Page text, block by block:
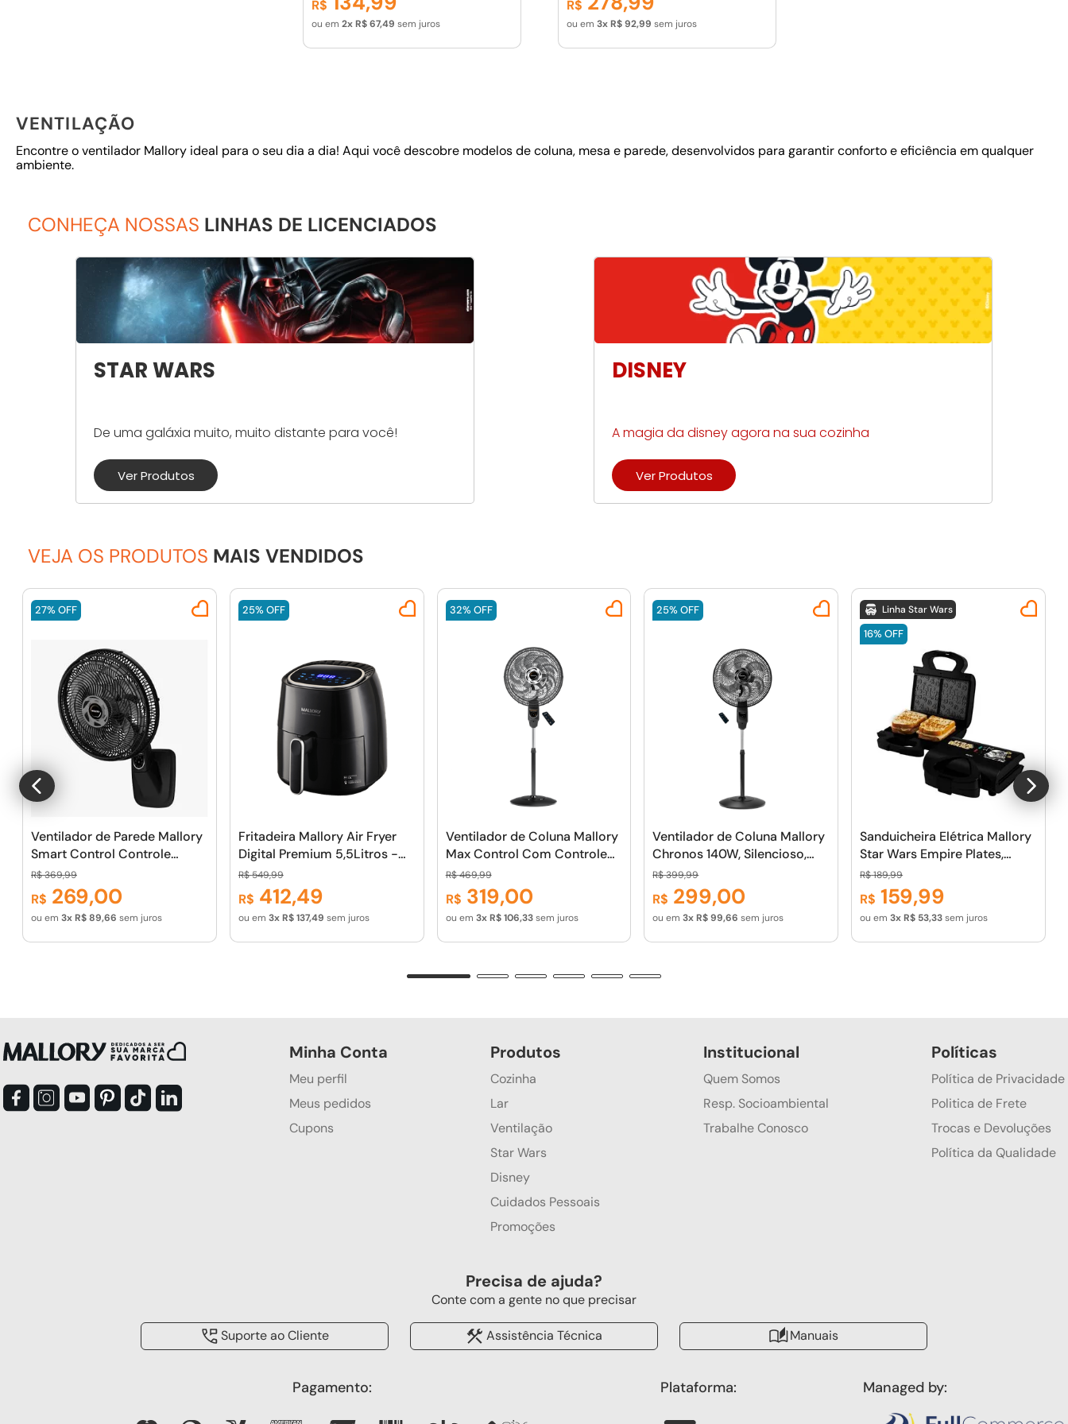
Mínimo Ruído
R$
ou em2 R$67,49 sem juros
Mínimo Ruído -- PR-GR
R$
ou em3 R$ 92,99 sem juros
VENTILAÇÃO
Encontre o ventilador Mallory ideal para o seu dia a dia! Aqui você descobre modelos de coluna, mesa e parede, desenvolvidos para garantir conforto e eficiência em qualquer
ambiente.
CONHEÇA NOSSAS LINHAS DE LICENCIADOS
STAR WARS
De uma galáxia muito, muito distante para você!
Ver Produtos
DISNEY
A magia da disney agora na sua cozinha
Ver Produtos
VEJA OS PRODUTOS MAIS VENDIDOS
27% OFF
Ventilador de Parede Mallory
Smart Control Controle
Remoto, Potência de 140W,
Sistema Smart Swing, Hélice
de 15 Pás -- Preto/Grafite
R$369,99
R$ 269,00
ou em 3 R$89,66 sem juros
25% OFF
Fritadeira Mallory Air Fryer
Digital Premium 5,5Litros -
Painel 100% Digital - 1500W
de Potência
R$549,99
R$ 412,49
ou em 3 R$ 137,49 sem juros
32% OFF
Ventilador de Coluna Mallory
Max Control Com Controle
Remoto 140W, Silencioso,
Com Hélice de15 pás, Máxima
Vazão e Mínimo Ruído - PR-
GR
R$469,99
R$ 319,00
ou em 3 R$ 106,33sem juros
25% OFF
Ventilador de Coluna Mallory
Chronos 140W, Silencioso,
Controle Remoto, Hélice de 6
pás, Auto Desligamento
Programável de até 7 Horas-
PR -- GR
R$399,99
R$ 299,00
ou em3 R$ 99,66 sem juros
Linha Star Wars
16% OFF
Sanduicheira Elétrica Mallory
Star Wars Empire Plates,
Superfície Antiaderente,
Luzes LED, Alça com Toque
Frio, Trava de Segurança
R$189,99
R$ 159,99
ou em3 R$ 53,33sem juros
Minha Conta
Meu perfil
Meus pedidos
Cupons
Produtos
Cozinha
Lar
Ventilação
Star Wars
Disney
Cuidados Pessoais
Promoções
Institucional
Quem Somos
Resp. Socioambiental
Trabalhe Conosco
Políticas
Política de Privacidade
Politica de Frete
Trocas e Devoluções
Política da Qualidade
Precisa de ajuda?
Conte com a gente no que precisar
Suporte ao Cliente Assistência Técnica Manuais
Pagamento: Plataforma: Managed by: